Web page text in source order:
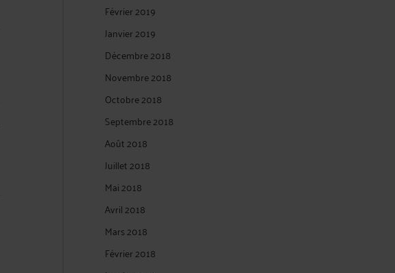
Février 2019
Janvier 2019
Décembre 2018
Novembre 2018
Octobre 2018
Septembre 2018
Août 2018
Juillet 2018
Mai 2018
Avril 2018
Mars 2018
Février 2018